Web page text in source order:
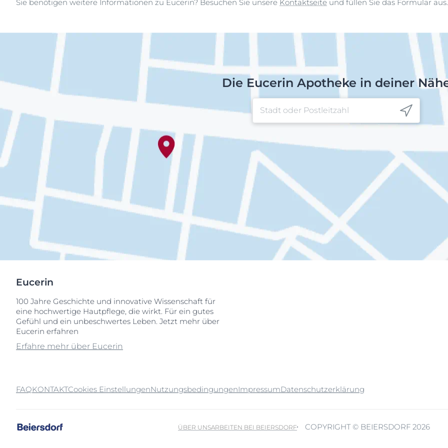
Sie benötigen weitere Informationen zu Eucerin? Besuchen Sie unsere Kontaktseite und füllen Sie das Formular aus.
Die Eucerin Apotheke in deiner
Eucerin
100 Jahre Geschichte und innovative Wissenschaft für
eine hochwertige Hautpflege, die wirkt. Für ein gutes
Gefühl und ein unbeschwertes Leben. Jetzt mehr über
Eucerin erfahren
Erfahre mehr über Eucerin
FAQKONTAKTCookies EinstellungenNutzungsbedingungenImpressumDatenschutzerklärung
ÜBER UNSARBEITEN BEI BEIERSDORF COPYRIGHT © BEIERSDORF 2026